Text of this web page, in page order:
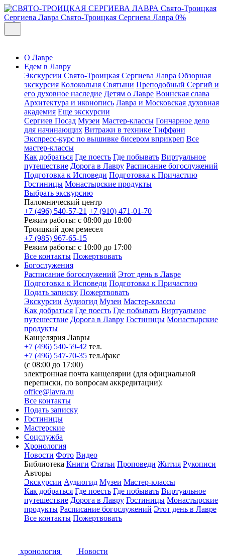
Свято-Троицкая
Сергиева Лавра Свято-Троицкая Сергиева Лавра 0%
О Лавре
Едем в Лавру
Экскурсии Свято-Троицкая Сергиева Лавра Обзорная
экскурсия Колокольня Святыни Преподобный Сергий и
его духовное наследие Детям о Лавре Воинская слава
Архитектура и иконопись Лавра и Московская духовная
академия Еще экскурсии
Сергиев Посад Музеи Мастер-классы Гончарное дело
для начинающих Витражи в технике Тиффани
Экспресс-курс по вышивке бисером вприкреп Все
мастер-классы
Как добраться Где поесть Где побывать Виртуальное
путешествие Дорога в Лавру Расписание богослужений
Подготовка к Исповеди Подготовка к Причастию
Гостиницы Монастырские продукты
Выбрать экскурсию
Паломнический центр
+7 (496) 540-57-21 +7 (910) 471-01-70
Режим работы: с 08:00 до 18:00
Троицкий дом ремесел
+7 (985) 967-65-15
Режим работы: с 10:00 до 17:00
Все контакты Пожертвовать
Богослужения
Расписание богослужений Этот день в Лавре
Подготовка к Исповеди Подготовка к Причастию
Подать записку Пожертвовать
Экскурсии Аудиогид Музеи Мастер-классы
Как добраться Где поесть Где побывать Виртуальное
путешествие Дорога в Лавру Гостиницы Монастырские
продукты
Канцелярия Лавры
+7 (496) 540-59-42 тел.
+7 (496) 547-70-35 тел./факс
(с 08:00 до 17:00)
электронная почта канцелярии (для официальной
переписки, по вопросам аккредитации):
office@lavra.ru
Все контакты
Подать записку
Гостиницы
Мастерские
Соцслужба
Хронология
Новости Фото Видео
Библиотека Книги Статьи Проповеди Жития Рукописи
Авторы
Экскурсии Аудиогид Музеи Мастер-классы
Как добраться Где поесть Где побывать Виртуальное
путешествие Дорога в Лавру Гостиницы Монастырские
продукты Расписание богослужений Этот день в Лавре
Все контакты Пожертвовать
хронология Новости